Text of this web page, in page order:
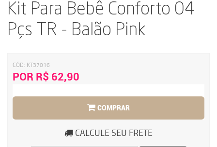
Kit Para Bebê Conforto 04
Pçs TR - Balão Pink
CÓD: KT37016
POR R$ 62,90
COMPRAR
CALCULE SEU FRETE